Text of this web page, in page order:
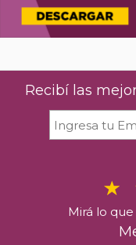
Recibí las
Mirá lo